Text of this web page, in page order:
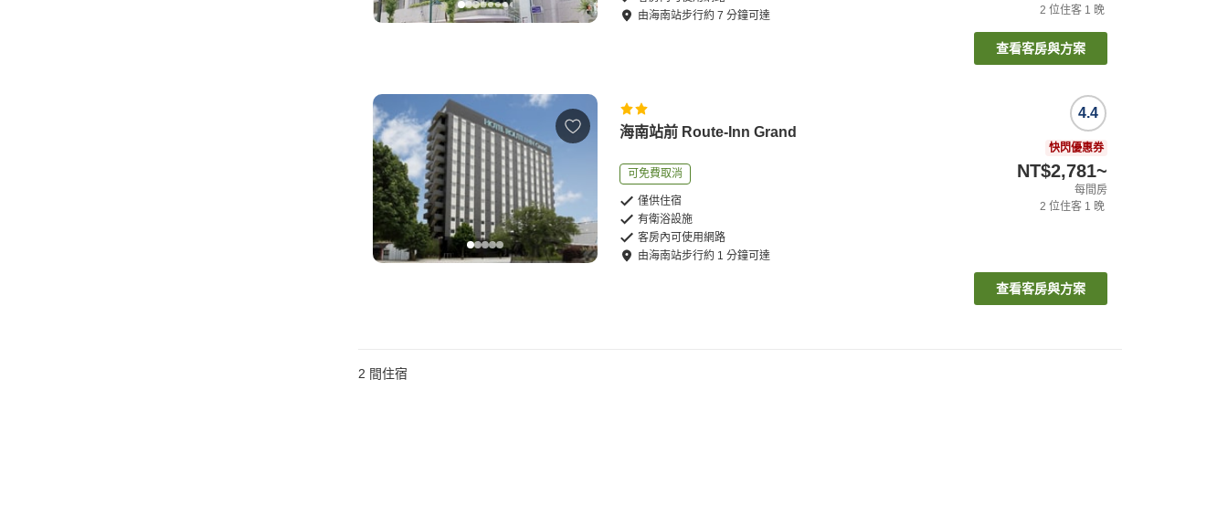
由海南站步行約7 分鐘可達
2 位住客 1 晚
查看客房與方案
海南站前 Route-Inn Grand
可免費取消
僅供住宿
有衛浴設施
客房內可使用網路
由海南站步行約 1 分鐘可達
4.4
快閃優惠券
NT$2,781~
每間房
2 位住客 1 晚
查看客房與方案
2 間住宿